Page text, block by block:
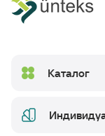
Каталог